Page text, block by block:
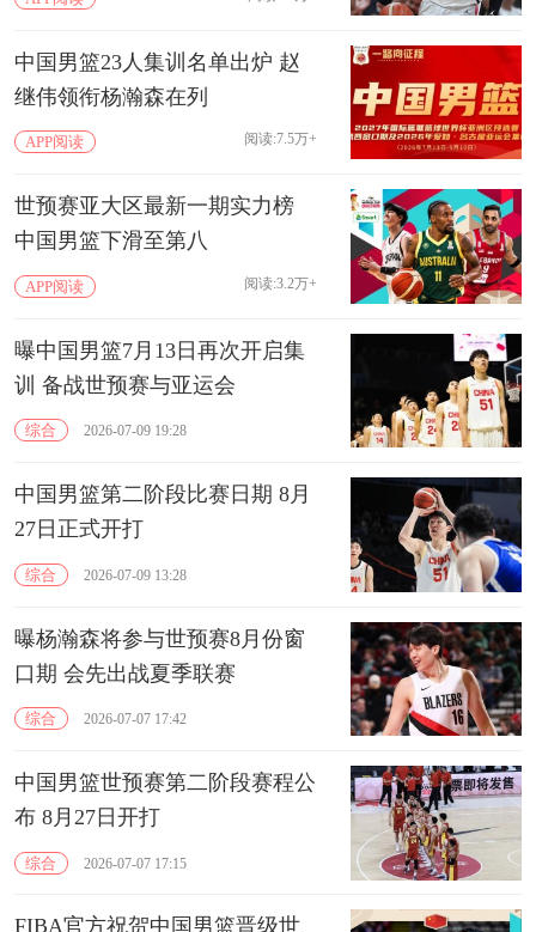
中国男篮23人集训名单出炉 赵
继伟领衔杨瀚森在列
APP阅读 阅读:7.5万+
世预赛亚大区最新一期实力榜
中国男篮下滑至第八
APP阅读 阅读:3.2万+
曝中国男篮7月13日再次开启集
训 备战世预赛与亚运会
综合 2026-07-09 19:28
中国男篮第二阶段比赛日期 8月
27日正式开打
综合 2026-07-09 13:28
曝杨瀚森将参与世预赛8月份窗
口期 会先出战夏季联赛
综合 2026-07-07 17:42
中国男篮世预赛第二阶段赛程公
布 8月27日开打
综合 2026-07-07 17:15
FIBA官方祝贺中国男篮晋级世